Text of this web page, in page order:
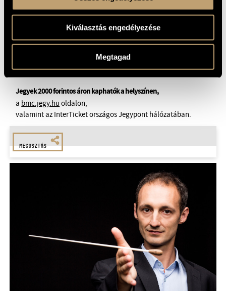
Kiválasztás engedélyezése
Megtagad
A koncert a Sonus Alapítvány a Mai Zene és a Korszerű
Együttműködési Alap, az Osztrák Kulturális Fórum, a
Szlovák Intézet és a Nemzeti Kulturális Alap támogatásával
Jegyek 2000 forintos áron kaphatók a helyszínen,
a bmc.jegy.hu oldalon,
valamint az InterTicket országos Jegypont hálózatában.
MEGOSZTÁS